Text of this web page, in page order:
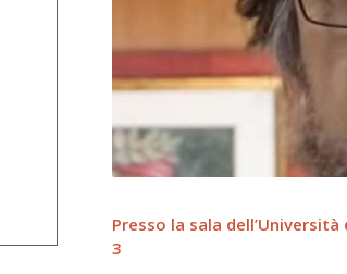
Presso la sala
3